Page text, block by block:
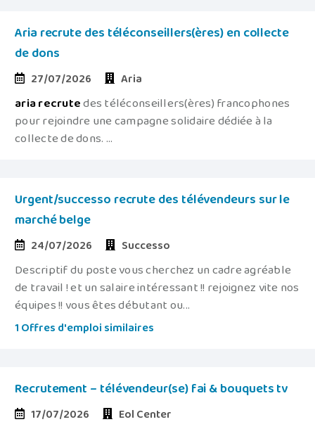
Aria recrute des téléconseillers(ères) en collecte
de dons
27/07/2026 Aria
ariarecrutedes téléconseillers(ères) francophones
pour rejoindre une campagne solidaire dédiée à la
collecte de dons. ...
Urgent/successo recrute des télévendeurs sur le
marché belge
24/07/2026 Successo
Descriptif du poste vous cherchez un cadre agréable
de travail ! et un salaire intéressant !! rejoignez vite nos
équipes !! vous êtes débutant ou...
1 Offres d'emploi similaires
Recrutement – télévendeur(se) fai & bouquets tv
17/07/2026 Eol Center